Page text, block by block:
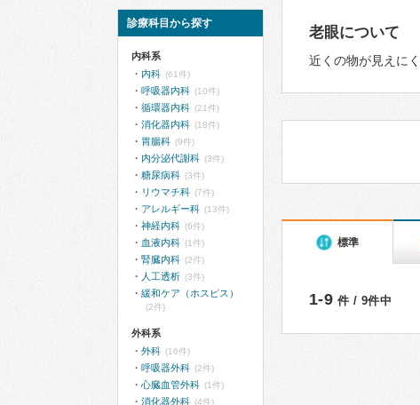
老眼について
近くの物が見えに
標準
1-9 件 / 9件中
診療科目から探す
内科系
内科 (61件)
呼吸器内科 (10件)
循環器内科 (21件)
消化器内科 (18件)
胃腸科 (9件)
内分泌代謝科 (3件)
糖尿病科 (3件)
リウマチ科 (7件)
アレルギー科 (13件)
神経内科 (6件)
血液内科 (1件)
腎臓内科 (2件)
人工透析 (3件)
緩和ケア（ホスピス）
(2件)
外科系
外科 (16件)
呼吸器外科 (2件)
心臓血管外科 (1件)
消化器外科 (4件)